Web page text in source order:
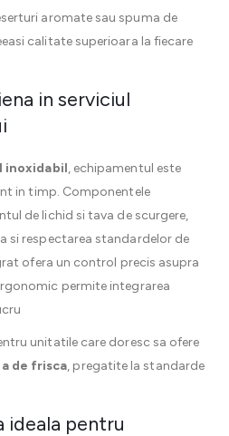
aromate sau spuma de
calitate superioara la fiecare
in serviciul
inoxidabil, echipamentul este
in timp. Componentele
de lichid si tava de scurgere,
si respectarea standardelor de
ofera un control precis asupra
permite integrarea
unitatile care doresc sa ofere
de frisca, pregatite la standarde
ideala pentru